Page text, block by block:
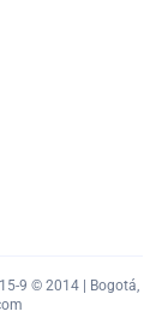
9 © 2014 | Bogotá,